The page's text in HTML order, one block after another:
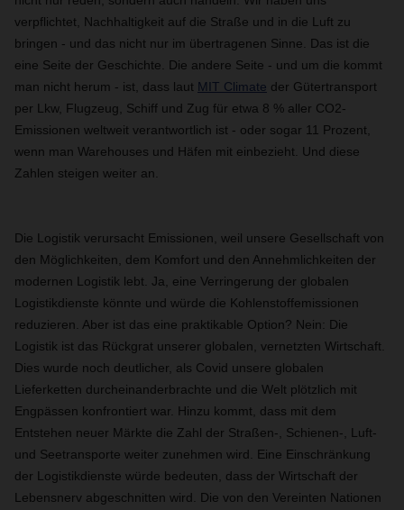
verpflichtet, Nachhaltigkeit auf die Straße und in die Luft zu
bringen - und das nicht nur im übertragenen Sinne. Das ist die
eine Seite der Geschichte. Die andere Seite - und um die kommt
man nicht herum - ist, dass laut MIT Climate der Gütertransport
per Lkw, Flugzeug, Schiff und Zug für etwa 8 % aller CO2-
Emissionen weltweit verantwortlich ist - oder sogar 11 Prozent,
wenn man Warehouses und Häfen mit einbezieht. Und diese
Zahlen steigen weiter an.
Die Logistik verursacht Emissionen, weil unsere Gesellschaft von
den Möglichkeiten, dem Komfort und den Annehmlichkeiten der
modernen Logistik lebt. Ja, eine Verringerung der globalen
Logistikdienste könnte und würde die Kohlenstoffemissionen
reduzieren. Aber ist das eine praktikable Option? Nein: Die
Logistik ist das Rückgrat unserer globalen, vernetzten Wirtschaft.
Dies wurde noch deutlicher, als Covid unsere globalen
Lieferketten durcheinanderbrachte und die Welt plötzlich mit
Engpässen konfrontiert war. Hinzu kommt, dass mit dem
Entstehen neuer Märkte die Zahl der Straßen-, Schienen-, Luft-
und Seetransporte weiter zunehmen wird. Eine Einschränkung
der Logistikdienste würde bedeuten, dass der Wirtschaft der
Lebensnerv abgeschnitten wird. Die von den Vereinten Nationen